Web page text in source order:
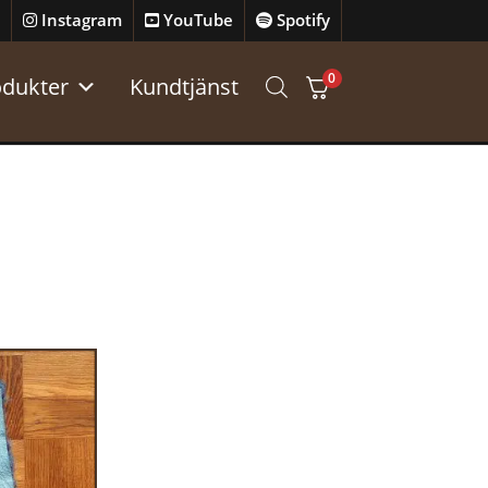
Instagram YouTube Spotify
Kundtjänst 0